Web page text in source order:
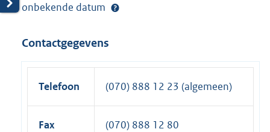
onbekende datum
Contactgegevens
Telefoon (070) 888 12 23 (algemeen)
Fax (070) 888 12 80